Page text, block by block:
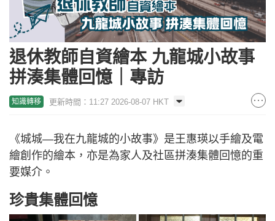
退休教師自資繪本 九龍城小故事
拼湊集體回憶｜專訪
知識轉移 更新時間：11:27 2026-08-07 HKT
《城城—我在九龍城的小故事》是王惠瑛以手繪及電
繪創作的繪本，亦是為家人及社區拼湊集體回憶的重
要媒介。
珍貴集體回憶